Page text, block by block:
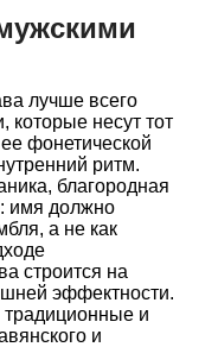
лучше всего
которые несут тот
фонетической
ритм.
благородная
имя должно
а не как
строится на
эффектности.
и
и